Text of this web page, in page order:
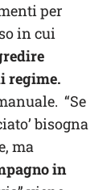
per
in cui
regime.
“Se
bisogna
ma
in